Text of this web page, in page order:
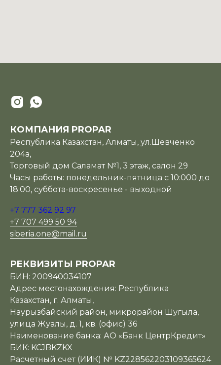
КОМПАНИЯ PROPAR
Республика Казахстан, Алматы, ул.Шевченко
204а,
Торговый дом Саламат №1, 3 этаж, салон 29
Часы работы: понедельник-пятница с 10:000 до
18:00, суббота-воскресенье - выходной
+7 777 362 92 97
+7 707 499 50 94
siberia.one@mail.ru
РЕКВИЗИТЫ PROPAR
БИН: 200940034107
Адрес местонахождения: Республика
Казахстан, г. Алматы,
Наурызбайский район, микрорайон Шугыла,
улица Жуалы, д. 1, кв. (офис) 36
Наименование банка: АО «Банк ЦентрКредит»
БИК: KCJBKZKX
Расчетный счет (ИИК) № KZ228562203109365624